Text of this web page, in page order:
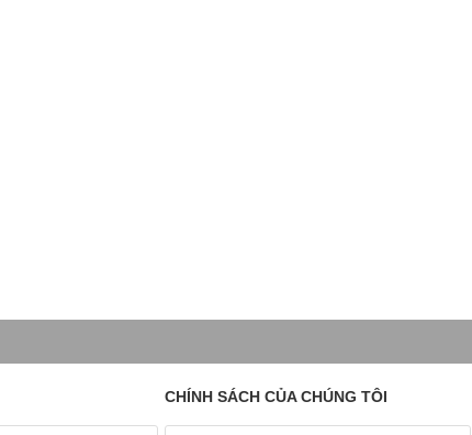
CHÍNH SÁCH CỦA CHÚNG TÔI